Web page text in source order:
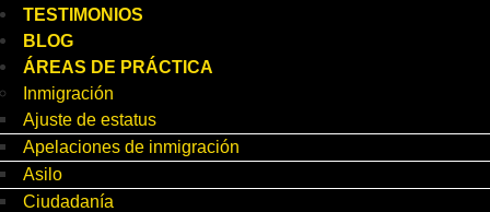
TESTIMONIOS
BLOG
ÁREAS DE PRÁCTICA
Inmigración
Ajuste de estatus
Apelaciones de inmigración
Asilo
Ciudadanía